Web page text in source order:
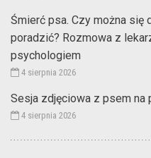
Śmierć psa. Czy można się
poradzić? Rozmowa z
psychologiem
4 sierpnia 2026
Sesja zdjęciowa z psem na
4 sierpnia 2026